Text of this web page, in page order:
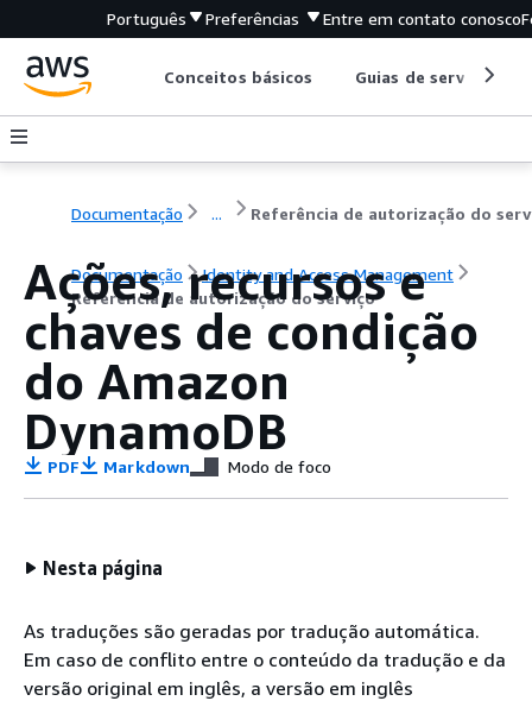
Português Preferências Entre em contato conosco
Conceitos básicos Guias de serviço
Documentação ... Referência de autorização do
Documentação
Identity and Access Management
Referência de autorização do serviço
Ações, recursos e
chaves de condição
do Amazon
DynamoDB
PDF Markdown Modo de foco
Nesta página
As traduções são geradas por tradução automática.
Em caso de conflito entre o conteúdo da tradução e da
versão original em inglês, a versão em inglês